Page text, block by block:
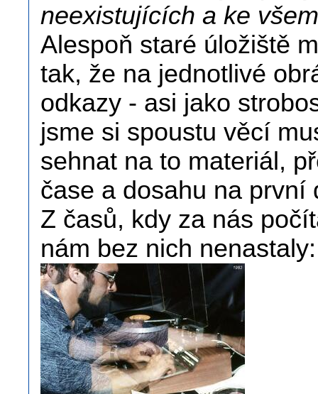
neexistujících a ke
Alespoň staré úložiště
tak, že na jednotlivé
odkazy - asi jako
jsme si spoustu věcí
sehnat na to materiál,
čase a dosahu na první
Z časů, kdy za nás
nám bez nich nenastaly: